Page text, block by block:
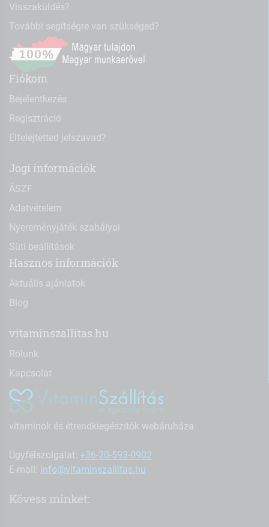
Visszaküldés?
További segítségre van szükséged?
Fiókom
Bejelentkezés
Regisztráció
Elfelejtetted jelszavad?
Jogi információk
ÁSZF
Adatvételem
Nyereményjáték szabályai
Süti beállítások
Hasznos információk
Aktuális ajánlatok
Blog
vitaminszallitas.hu
Rólunk
Kapcsolat
vitaminok és étrendkiegészítők webáruháza
Ügyfélszolgálat: +36-20-593-0902
E-mail: info@vitaminszallitas.hu
Kövess minket: